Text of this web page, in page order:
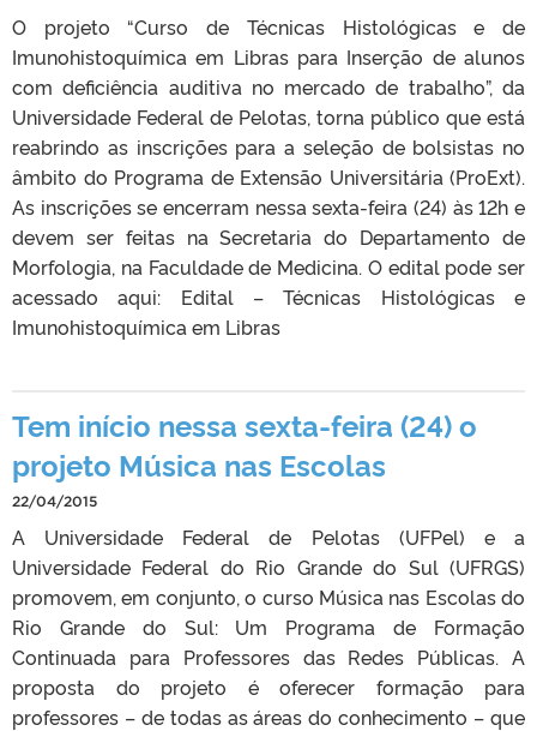
O projeto “Curso de Técnicas Histológicas e de
Imunohistoquímica em Libras para Inserção de alunos
com deficiência auditiva no mercado de trabalho”, da
Universidade Federal de Pelotas, torna público que está
reabrindo as inscrições para a seleção de bolsistas no
âmbito do Programa de Extensão Universitária (ProExt).
As inscrições se encerram nessa sexta-feira (24) às 12h e
devem ser feitas na Secretaria do Departamento de
Morfologia, na Faculdade de Medicina. O edital pode ser
acessado aqui: Edital – Técnicas Histológicas e
Imunohistoquímica em Libras
Tem início nessa sexta-feira (24) o
projeto Música nas Escolas
22/04/2015
A Universidade Federal de Pelotas (UFPel) e a
Universidade Federal do Rio Grande do Sul (UFRGS)
promovem, em conjunto, o curso Música nas Escolas do
Rio Grande do Sul: Um Programa de Formação
Continuada para Professores das Redes Públicas. A
proposta do projeto é oferecer formação para
professores – de todas as áreas do conhecimento – que